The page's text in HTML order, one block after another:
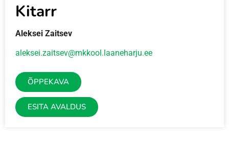
Kitarr
Aleksei Zaitsev
aleksei.zaitsev@mkkool.laaneharju.ee
ÕPPEKAVA
ESITA AVALDUS